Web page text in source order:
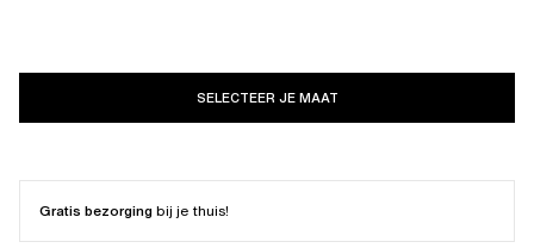
SELECTEER JE MAAT
Gratis bezorgingbij je thuis!